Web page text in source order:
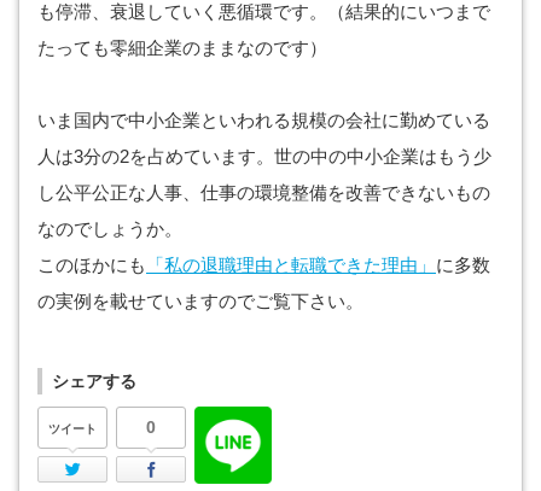
も停滞、衰退していく悪循環です。（結果的にいつまで
たっても零細企業のままなのです）
いま国内で中小企業といわれる規模の会社に勤めている
人は3分の2を占めています。世の中の中小企業はもう少
し公平公正な人事、仕事の環境整備を改善できないもの
なのでしょうか。
このほかにも
「私の退職理由と転職できた理由」 に多数
の実例を載せていますのでご覧下さい。
シェアする
ツイート
Twitter
0
Facebook